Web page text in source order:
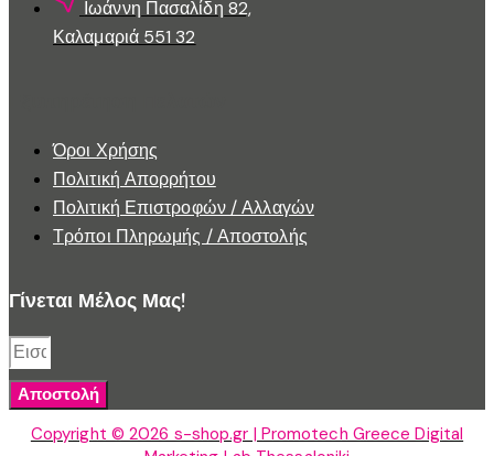
Ιωάννη Πασαλίδη 82,
Καλαμαριά 551 32
Όροι Χρήσης
Πολιτική Απορρήτου
Πολιτική Επιστροφών / Αλλαγών
Τρόποι Πληρωμής / Αποστολής
Γίνεται Μέλος Μας!
Αποστολή
Copyright © 2026 s-shop.gr | Promotech Greece Digital